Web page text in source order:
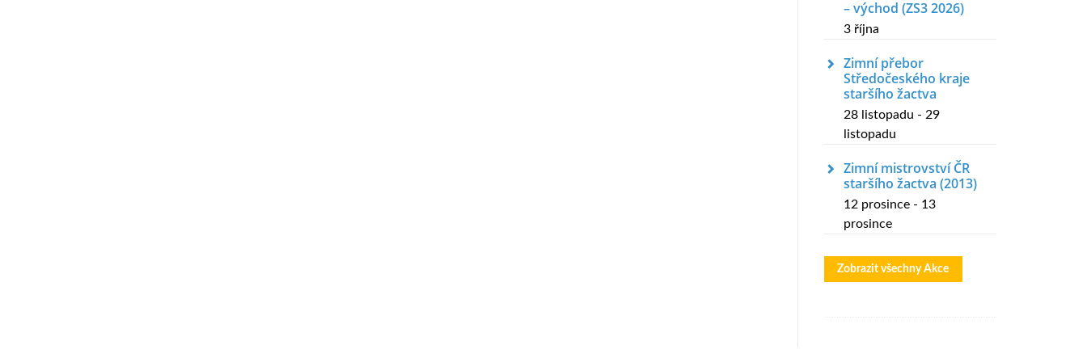
– východ (ZS3 2026)
3 října
Zimní přebor
Středočeského kraje
staršího žactva
28 listopadu - 29
listopadu
Zimní mistrovství ČR
staršího žactva (2013)
12 prosince- 13
prosince
Zobrazit všechny Akce